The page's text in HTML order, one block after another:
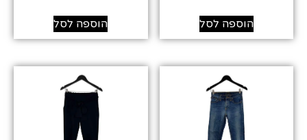
הוספה לסל הוספה לסל